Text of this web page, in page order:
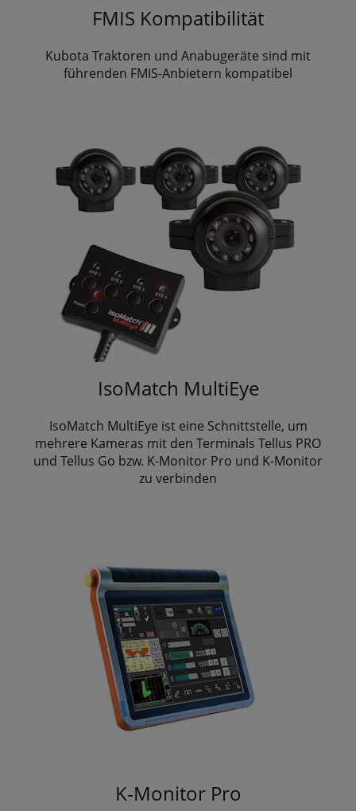
FMIS Kompatibilität
Kubota Traktoren und Anabugeräte sind mit
führenden FMIS-Anbietern kompatibel
IsoMatch MultiEye
IsoMatch MultiEye ist eine Schnittstelle, um
mehrere Kameras mit den Terminals Tellus PRO
und Tellus Go bzw. K-Monitor Pro und K-Monitor
zu verbinden
K-Monitor Pro